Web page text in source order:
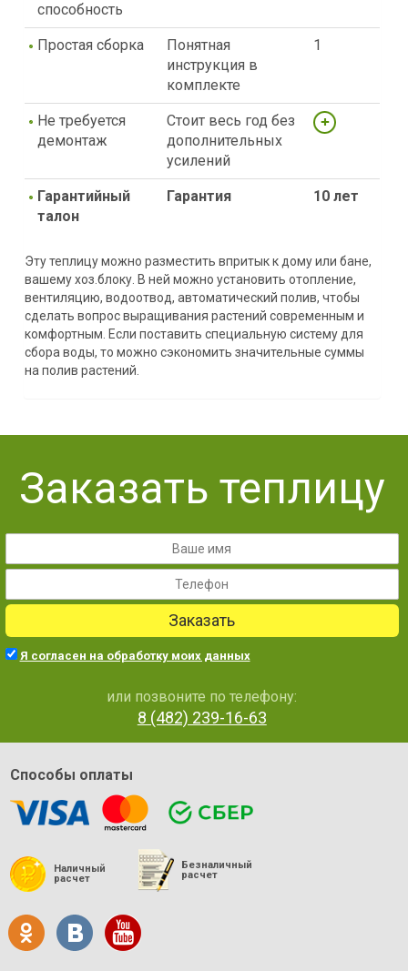
способность
Простая сборка
Понятная
инструкция в
комплекте
1
Не требуется
демонтаж
Стоит весь год без
дополнительных
усилений
Гарантийный
талон
Гарантия 10 лет
Эту теплицу можно разместить впритык к дому или бане,
вашему хоз.блоку. В ней можно установить отопление,
вентиляцию, водоотвод, автоматический полив, чтобы
сделать вопрос выращивания растений современным и
комфортным. Если поставить специальную систему для
сбора воды, то можно сэкономить значительные суммы
на полив растений.
Заказать теплицу
Заказать
Я согласен на обработку моих данных
или позвоните по телефону:
8 (482) 239-16-63
Способы оплаты
Наличный
расчет
Безналичный
расчет